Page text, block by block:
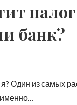
банк?
Один из самых
именно…